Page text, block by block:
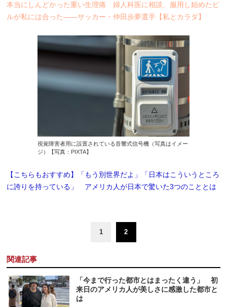
本当にしんどかった重い生理痛 婦人科医に相談、服用し始めたピ
ルが私には合った――サッカー・仲田歩夢選手【私とカラダ】
視覚障害者用に設置されている音響式信号機（写真はイメー
ジ）【写真：PIXTA】
【こちらもおすすめ】「もう別世界だよ」「日本はこういうところ
に誇りを持っている」 アメリカ人が日本で驚いた3つのこととは
1 2
関連記事
「今まで行った都市とはまったく違う」 初
来日のアメリカ人が美しさに感激した都市と
は